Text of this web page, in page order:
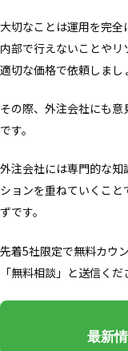
大切なことは運用を完全
内部で行えないことや
適切な価格で依頼しまし
その際、外注会社にも
です。
外注会社には専門的な
ションを重ねていくこ
ずです。
先着5社限定で無料カウ
「無料相談」と送信くだ
最新